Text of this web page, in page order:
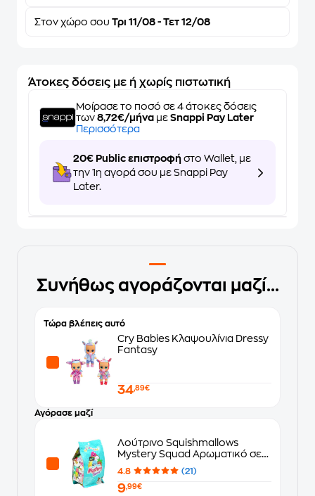
Στον χώρο σου Τρι 11/08 - Τετ 12/08
Άτοκες δόσεις με ή χωρίς πιστωτική
Μοίρασε το ποσό σε 4 άτοκες δόσεις
των 8,72€/μήνα με Snappi Pay Later
Περισσότερα
20€ Public επιστροφή στο Wallet, με
την 1η αγορά σου με Snappi Pay
Later.
Συνήθως αγοράζονται μαζί...
Τώρα βλέπεις αυτό
Cry Babies Κλαψουλίνια Dressy
Fantasy
34,89€
Αγόρασε μαζί
Λούτρινο Squishmallows
Mystery Squad Αρωματικό σε
Σακουλάκι Έκπληξη σε 6 Σχέδια
(13cm) - Τυχαία Επιλογή
Σχεδίου
4.8 (21)
9,99€